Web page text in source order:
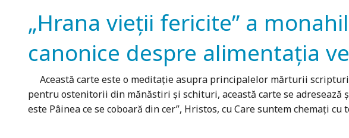
„Hrana vieţii fericite” a
canonice despre alimentaţia
Această carte este o meditaţie asupra principalelor mărturii
pentru ostenitorii din mănăstiri şi schituri, această carte se
este Pâinea ce se coboară din cer”, Hristos, cu Care suntem chemaţi